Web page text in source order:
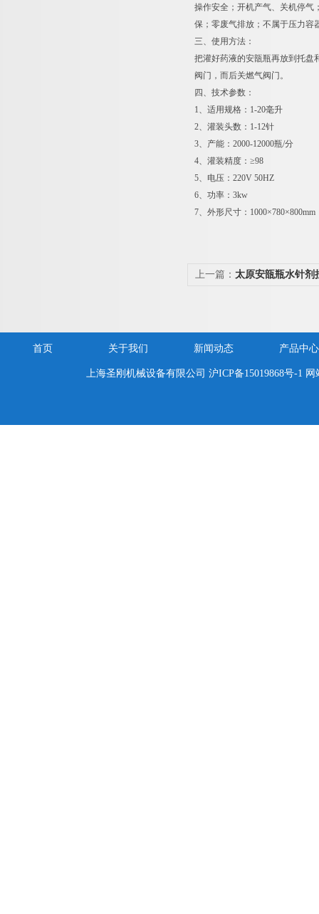
操作安全；开机产气、关机停气
保；零废气排放；不属于压力容
三、使用方法：
把灌好药液的安瓿瓶再放到托盘
阀门，而后关燃气阀门。
四、技术参数：
1、适用规格：1-20毫升
2、灌装头数：1-12针
3、产能：2000-12000瓶/分
4、灌装精度：≥98
5、电压：220V 50HZ
6、功率：3kw
7、外形尺寸：1000×780×800mm
上一篇： 太原安瓿瓶水针剂
首页 关于我们 新闻动态 产品中心
上海圣刚机械设备有限公司沪ICP备15019868号-1 网